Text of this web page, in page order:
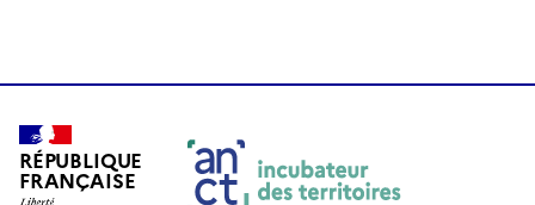
RÉPUBLIQUE
FRANÇAISE